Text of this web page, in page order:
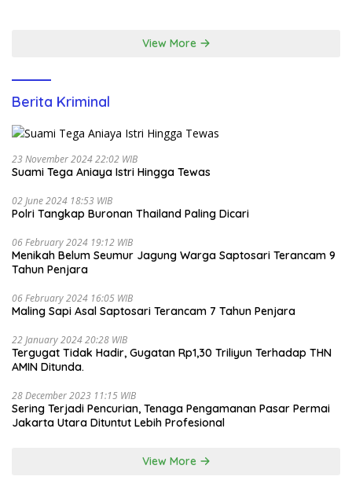
View More
Berita Kriminal
23 November 2024 22:02 WIB
Suami Tega Aniaya Istri Hingga Tewas
02 June 2024 18:53 WIB
Polri Tangkap Buronan Thailand Paling Dicari
06 February 2024 19:12 WIB
Menikah Belum Seumur Jagung Warga Saptosari Terancam 9
Tahun Penjara
06 February 2024 16:05 WIB
Maling Sapi Asal Saptosari Terancam 7 Tahun Penjara
22 January 2024 20:28 WIB
Tergugat Tidak Hadir, Gugatan Rp1,30 Triliyun Terhadap THN
AMIN Ditunda.
28 December 2023 11:15 WIB
Sering Terjadi Pencurian, Tenaga Pengamanan Pasar Permai
Jakarta Utara Dituntut Lebih Profesional
View More